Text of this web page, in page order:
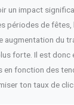
un impact
périodes de fêtes,
augmentation du
forte. Il est donc
en fonction des
ton taux de